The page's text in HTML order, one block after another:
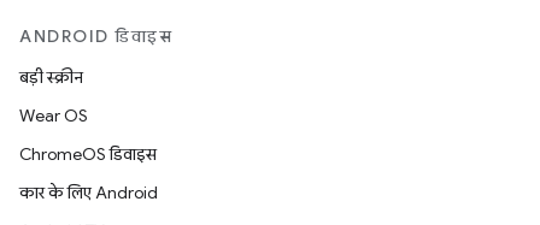
ANDROID डिवाइस
बड़ी स्क्रीन
Wear OS
ChromeOS डिवाइस
कार के लिए Android